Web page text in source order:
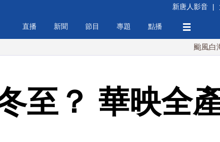
新唐人影音 |
直播 新聞 節目 專題 點播
颱風白海豚週末
至？ 華映全